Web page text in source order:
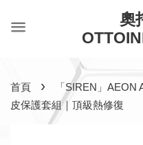
奧
首頁 ›
「SIREN」
皮保護套組｜頂級熱修復